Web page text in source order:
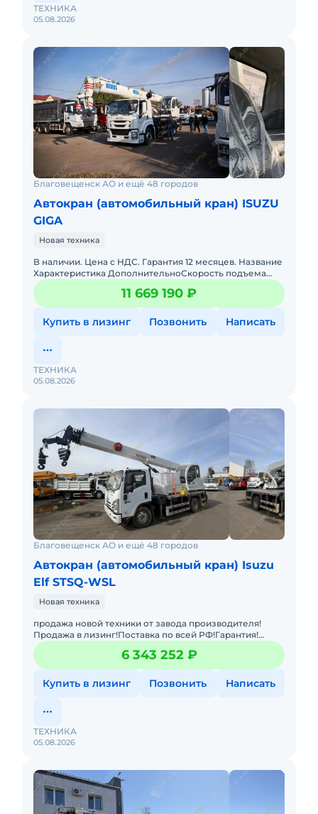
05.08.2026
ТЕХНИКА
Благовещенск АО и ещё 48 городов
Автокран (автомобильный кран) ISUZU
GIGA
Новая техника
В наличии. Цена с НДС. Гарантия 12 месяцев. Название
Характеристика ДополнительноСкорость подъема
основной лебедки: 110 м/мин. Скорость подъема
вспомогательн
11 669 190 ₽
Купить в лизинг Позвонить Написать
05.08.2026
ТЕХНИКА
Благовещенск АО и ещё 48 городов
Автокран (автомобильный кран) Isuzu
Elf STSQ-WSL
Новая техника
продажа новой техники от завода производителя!
Продажа в лизинг!Поставка по всей РФ!Гарантия!
Автокран на шасси ISUZU с колёсной формулой 4x2 и
двигателем мощнос6 343 252 ₽
Купить в лизинг Позвонить Написать
05.08.2026
ТЕХНИКА